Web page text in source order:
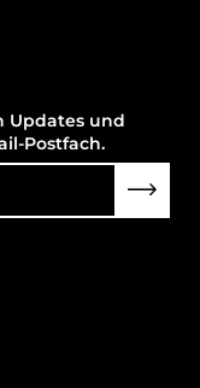
Updates und
Postfach.